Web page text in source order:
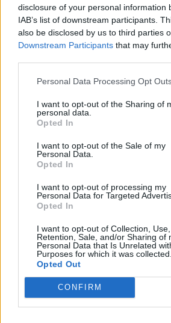
disclosure of your personal information
IAB’s list of downstream participants.
also be disclosed by us to third parties
Downstream Participants that may
Personal Data Processing Opt
I want to opt-out of the Sharing of
personal data.
Opted In
I want to opt-out of the Sale of my
Personal Data.
Opted In
I want to opt-out of processing my
Personal Data for Targeted
Opted In
I want to opt-out of Collection, Use,
Retention, Sale, and/or Sharing of
Personal Data that Is Unrelated
Purposes for which it was collected.
Opted Out
CONFIRM
Le parole di Luis de la
"Il recupero di Lamine
procedendo bene,
pronto per la gara inaugurale.
anche se continueremo a
dopo giorno la sua